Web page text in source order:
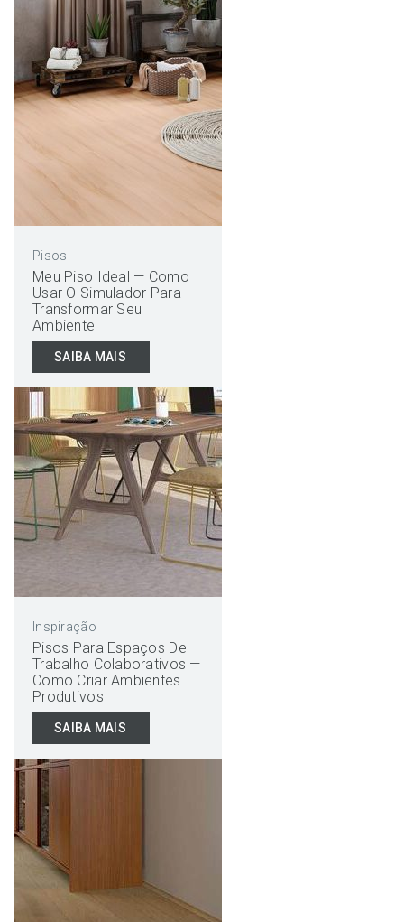
Pisos
Meu Piso Ideal — Como
Usar O Simulador Para
Transformar Seu
Ambiente
SAIBA MAIS
Inspiração
Pisos Para Espaços De
Trabalho Colaborativos —
Como Criar Ambientes
Produtivos
SAIBA MAIS